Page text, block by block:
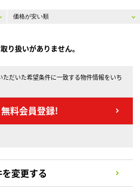
り扱いがありません。
だいた希望条件に一致する物件情報をいち
料会員登録!
変更する